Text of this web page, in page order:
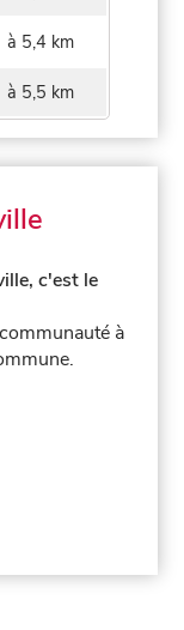
à 5,4 km
à 5,5 km
c'est le
à